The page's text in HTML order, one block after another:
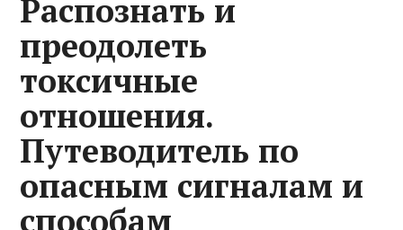
Распознать и
преодолеть
токсичные
отношения.
Путеводитель по
опасным сигналам и
способам